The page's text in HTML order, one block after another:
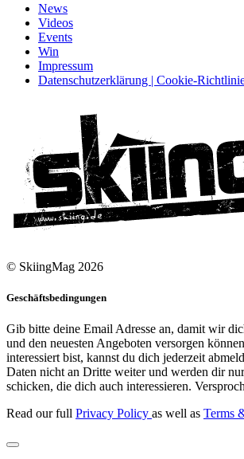
News
Videos
Events
Win
Impressum
Datenschutzerklärung | Cookie-
© SkiingMag 2026
Geschäftsbedingungen
Gib bitte deine Email Adresse an, damit wir
und den neuesten Angeboten versorgen
interessiert bist, kannst du dich jederzeit
Daten nicht an Dritte weiter und werden dir
schicken, die dich auch interessieren.
Read our full Privacy Policy as well as Terms